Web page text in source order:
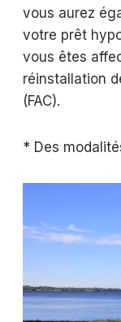
vous aurez
votre prêt
vous êtes
réinstallation
(FAC).
* Des